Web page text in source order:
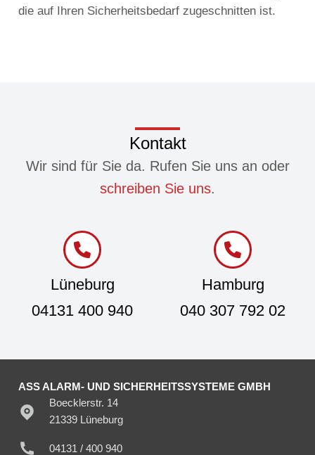
die auf Ihren Sicherheitsbedarf zugeschnitten ist.
Kontakt
Wir sind für Sie da. Rufen Sie uns an oder
schreiben Sie uns.
Lüneburg
04131 400 940
Hamburg
040 307 792 02
ASS ALARM- UND SICHERHEITSSYSTEME GMBH
Boecklerstr. 14
21339 Lüneburg
04131 / 400 940